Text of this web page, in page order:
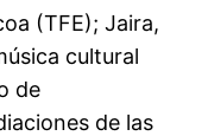
(TFE); Jaira,
cultural
de
de las